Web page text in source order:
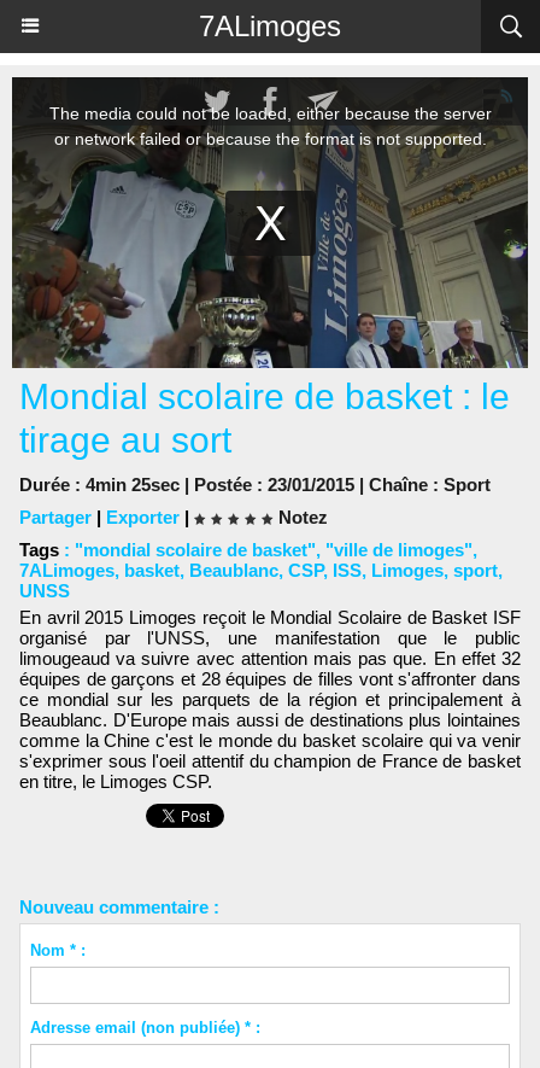
7ALimoges
Mondial scolaire de basket : le
tirage au sort
Durée : 4min 25sec | Postée : 23/01/2015 | Chaîne : Sport
Partager | Exporter |
Notez
Tags : "mondial scolaire de basket", "ville de limoges",
7ALimoges, basket, Beaublanc, CSP, ISS, Limoges, sport,
UNSS
En avril 2015 Limoges reçoit le Mondial Scolaire de Basket ISF
organisé par l'UNSS, une manifestation que le public
limougeaud va suivre avec attention mais pas que. En effet 32
équipes de garçons et 28 équipes de filles vont s'affronter dans
ce mondial sur les parquets de la région et principalement à
Beaublanc. D'Europe mais aussi de destinations plus lointaines
comme la Chine c'est le monde du basket scolaire qui va venir
s'exprimer sous l'oeil attentif du champion de France de basket
en titre, le Limoges CSP.
Nouveau commentaire :
Nom * :
Adresse email (non publiée) * :